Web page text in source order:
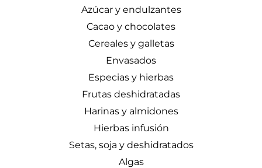
Azúcar y endulzantes
Cacao y chocolates
Cereales y galletas
Envasados
Especias y hierbas
Frutas deshidratadas
Harinas y almidones
Hierbas infusión
Setas, soja y deshidratados
Algas